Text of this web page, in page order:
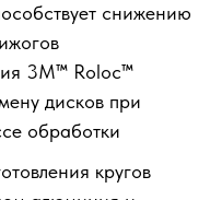
снижению
3M™ Roloc™
дисков при
обработки
кругов